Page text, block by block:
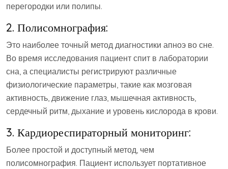
перегородки или полипы.
2. Полисомнография:
Это наиболее точный метод диагностики апноэ во сне.
Во время исследования пациент спит в лаборатории
сна, а специалисты регистрируют различные
физиологические параметры, такие как мозговая
активность, движение глаз, мышечная активность,
сердечный ритм, дыхание и уровень кислорода в крови.
3. Кардиореспираторный мониторинг:
Более простой и доступный метод, чем
полисомнография. Пациент использует портативное